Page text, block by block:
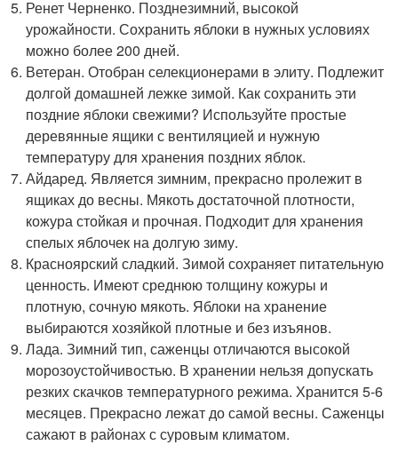
Ренет Черненко. Позднезимний, высокой
урожайности. Сохранить яблоки в нужных условиях
можно более 200 дней.
Ветеран. Отобран селекционерами в элиту. Подлежит
долгой домашней лежке зимой. Как сохранить эти
поздние яблоки свежими? Используйте простые
деревянные ящики с вентиляцией и нужную
температуру для хранения поздних яблок.
Айдаред. Является зимним, прекрасно пролежит в
ящиках до весны. Мякоть достаточной плотности,
кожура стойкая и прочная. Подходит для хранения
спелых яблочек на долгую зиму.
Красноярский сладкий. Зимой сохраняет питательную
ценность. Имеют среднюю толщину кожуры и
плотную, сочную мякоть. Яблоки на хранение
выбираются хозяйкой плотные и без изъянов.
Лада. Зимний тип, саженцы отличаются высокой
морозоустойчивостью. В хранении нельзя допускать
резких скачков температурного режима. Хранится 5-6
месяцев. Прекрасно лежат до самой весны. Саженцы
сажают в районах с суровым климатом.